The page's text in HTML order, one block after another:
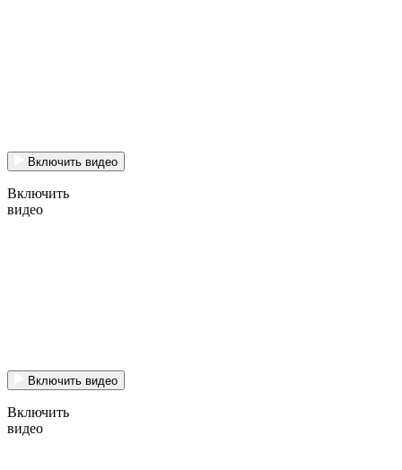
Включить видео
Включить
видео
Включить видео
Включить
видео